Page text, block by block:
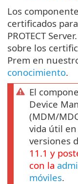
Los
certificados
PROTECT
sobre los
Prem en
conocimiento.
El
Device
(MDM/
vida útil
versiones
11.1 y
con la
móviles.